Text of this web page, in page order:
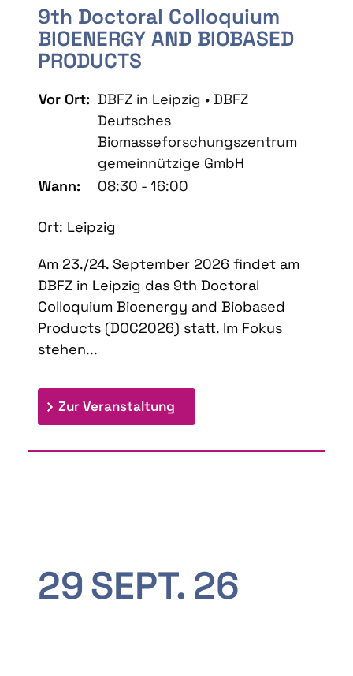
9th Doctoral Colloquium
BIOENERGY AND BIOBASED
PRODUCTS
Vor Ort: DBFZ in Leipzig • DBFZ
Deutsches
Biomasseforschungszentrum
gemeinnützige GmbH
Wann:
08:30 - 16:00
Ort: Leipzig
Am 23./24. September 2026 findet am
DBFZ in Leipzig das 9th Doctoral
Colloquium Bioenergy and Biobased
Products (DOC2026) statt. Im Fokus
stehen...
Zur Veranstaltung
29SEPT. 26